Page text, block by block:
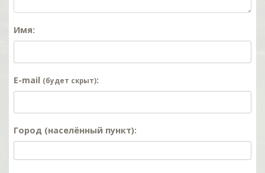
Имя:
E-mail (будет скрыт):
Город (населённый пункт):